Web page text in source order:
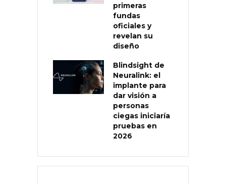
primeras
fundas
oficiales y
revelan su
diseño
Blindsight de
Neuralink: el
implante para
dar visión a
personas
ciegas iniciaría
pruebas en
2026